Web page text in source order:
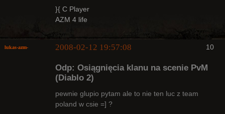
}{ C Player
AZM 4 life
10
lukas-azm- 2008-02-12 19:57:08
Odp: Osiągnięcia klanu na scenie PvM
(Diablo 2)
pewnie glupio pytam ale to nie ten luc z team
poland w csie =] ?